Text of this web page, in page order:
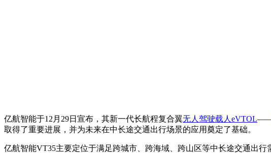
亿航智能于12月29日宣布，其新一代长航程复合翼无人驾驶载人eVTOL
取得了重要进展，并为未来在中长途交通出行场景的应用奠定了基础。
亿航智能VT35主要定位于满足跨城市、跨海域、跨山区等中长途交通出